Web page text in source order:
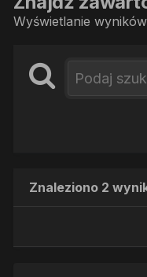
Wyświetlanie
Znaleziono 2